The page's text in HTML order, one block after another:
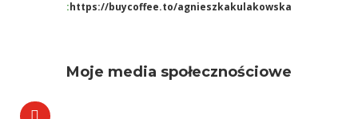
:https://buycoffee.to/agnieszkakulakowska
Moje media społecznościowe